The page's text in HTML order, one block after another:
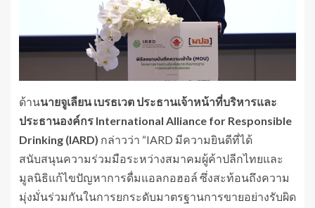
ด้านนายจูเลียน เบรธเวต ประธานเจ้าหน้าที่บริหารและ
ประธานองค์กร International Alliance for Responsible
Drinking (IARD) กล่าวว่า “IARD มีความยินดีที่ได้
สนับสนุนความร่วมมือระหว่างสมาคมผู้ค้าปลีกไทยและ
มูลนิธิแก้ไขปัญหาการดื่มแอลกอฮอล์ ซึ่งสะท้อนถึงความ
มุ่งมั่นร่วมกันในการยกระดับมาตรฐานการขายอย่างรับผิด